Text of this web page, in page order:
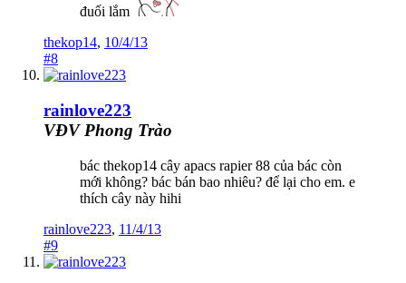
đuối lắm
thekop14, 10/4/13
#8
rainlove223
VĐV Phong Trào
bác thekop14 cây apacs rapier 88 của bác còn
mới không? bác bán bao nhiêu? để lại cho em. e
thích cây này hihi
rainlove223, 11/4/13
#9